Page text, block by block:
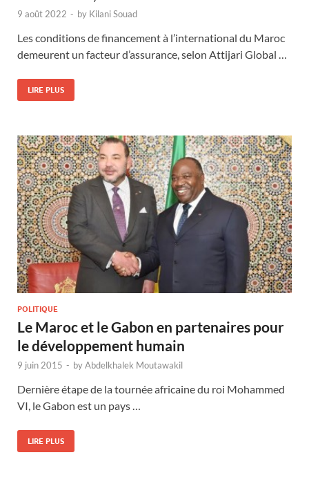
9 août 2022 - by Kilani Souad
Les conditions de financement à l’international du Maroc
demeurent un facteur d’assurance, selon Attijari Global …
LIRE PLUS
POLITIQUE
Le Maroc et le Gabon en partenaires pour
le développement humain
9 juin 2015 - byAbdelkhalek Moutawakil
Dernière étape de la tournée africaine du roi Mohammed
VI, le Gabon est un pays …
LIRE PLUS